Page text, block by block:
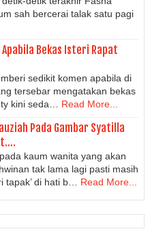
sah bercerai talak satu pagi
Apabila Bekas Isteri Rapat
sedikit komen apabila di
tersebar mengatakan bekas
kini seda… Read More...
Pada Gambar Syatilla
kaum wanita yang akan
tak lama lagi pasti masih
tapak’ di hati b…
Read More...